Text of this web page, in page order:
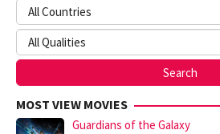
MOST VIEW MOVIES
Guardians of the Galaxy